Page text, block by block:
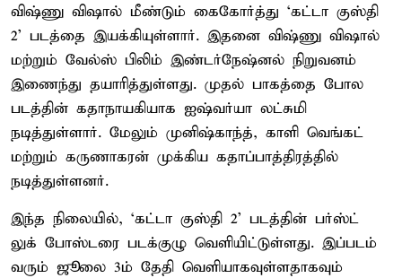
விஷ்ணு விஷால் மீண்டும் கைகோர்த்து ‘கட்டா குஸ்தி
2’ படத்தை இயக்கியுள்ளார். இதனை விஷ்ணு விஷால்
மற்றும் வேல்ஸ் பிலிம் இண்டர்நேஷ்னல் நிறுவனம்
இணைந்து தயாரித்துள்ளது. முதல் பாகத்தை போல
படத்தின் கதாநாயகியாக ஐஷ்வர்யா லட்சுமி
நடித்துள்ளார். மேலும் முனிஷ்காந்த், காளி வெங்கட்
மற்றும் கருணாகரன் முக்கிய கதாப்பாத்திரத்தில்
நடித்துள்ளனர்.
இந்த நிலையில், ‘கட்டா குஸ்தி 2’ படத்தின் பர்ஸ்ட்
லுக் போஸ்டரை படக்குழு வெளியிட்டுள்ளது. இப்படம்
வரும் ஜூலை 3ம் தேதி வெளியாகவுள்ளதாகவும்